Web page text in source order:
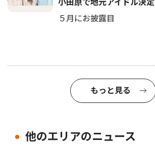
小田原で地元アイドル決定
５月にお披露目
もっと見る
他のエリアのニュース